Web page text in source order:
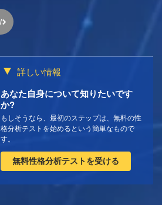
詳しい情報
あなた自身について知りたいです
か?
もしそうなら、最初のステップは、無料の性
格分析テストを始めるという簡単なもので
す。
無料性格分析テストを受ける